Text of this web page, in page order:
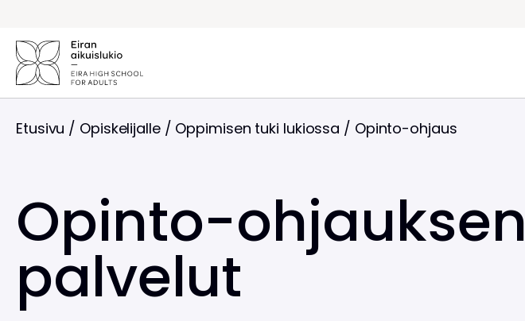
Etusivu / Opiskelijalle / Oppimisen tuki lukiossa / Opinto-ohjaus
Opinto-ohjauksen
palvelut